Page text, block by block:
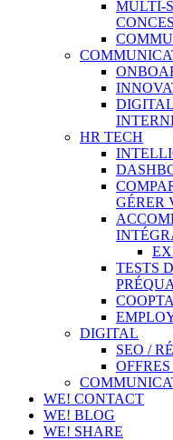
MULTI-
HR TECH
GÉRER
TESTS
DIGITAL
SEO /
WE! CONTACT
WE! BLOG
WE! SHARE